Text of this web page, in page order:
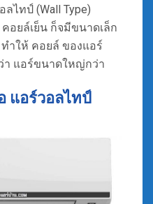
ไทป์ (Wall Type)
อยล์เย็น ก็จมีขนาดเล็ก
ำให้ คอยล์ ของแอร์
า แอร์ขนาดใหญ่กว่า
แอร์วอลไทป์